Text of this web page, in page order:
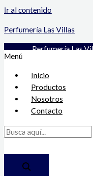
Ir al contenido
Perfumería Las Villas
Perfumería Las
Menú
Inicio
Productos
Nosotros
Contacto